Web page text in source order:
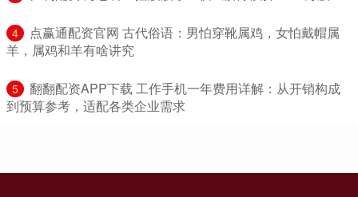
4
​点赢通配资官网 古代俗语：男怕穿靴属鸡，女怕戴帽属
羊，属鸡和羊有啥讲究
5
​翻翻配资APP下载 工作手机一年费用详解：从开销构成
到预算参考，适配各类企业需求